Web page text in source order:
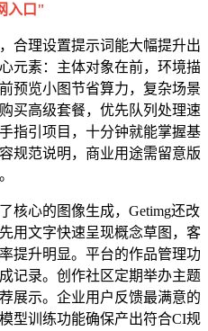
入口"
合理设置提示词能大幅提升出
元素：主体对象在前，环境描
预览小图节省算力，复杂场景
买高级套餐，优先队列处理速
指引项目，十分钟就能掌握基
规范说明，商业用途需留意版
核心的图像生成，Getimg还改
用文字快速呈现概念草图，客
提升明显。平台的作品管理功
记录。创作社区定期举办主题
展示。企业用户反馈最满意的
型训练功能确保产出符合CI规